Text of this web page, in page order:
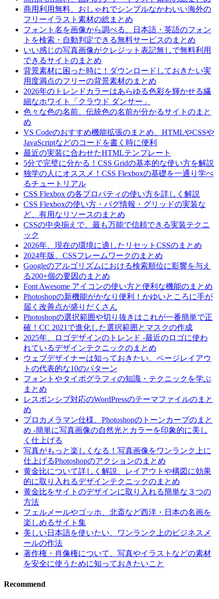
商用利用無料、おしゃれでシンプルなかわいい海外の
フリーイラスト素材の総まとめ
フォント名を画像から調べる、日本語・英語のフォン
トを検索・自動判定できる無料サービスのまとめ
いい感じの写真画像がクレジット表記無しで無料利用
できるサイトのまとめ
背景素材に困った時に！ダウンロードしておきたい実
用度満点のフリーの背景素材のまとめ
2026年のトレンドカラーはあらゆる色彩を輝かせる繊
細なホワイト「クラウド ダンサー」
色々な色の名前、伝統色の名前が分かるサイトのまと
め
VS Codeのおすすめ機能拡張のまとめ、HTMLやCSSや
JavaScriptなどのコードを書く時に便利
最近の実装に合わせたHTMLテンプレート
5分で完璧に分かる！CSS Gridの基本的な使い方を解説
独学の人にオススメ！CSS Flexboxの基礎を一通り学べ
るチュートリアル
CSS Flexbox の各プロパティの使い方を詳しく解説
CSS Flexboxの使い方・バグ情報・グリッドの実装な
ど、有用なリソースのまとめ
CSSの中央揃えで、最も万能で信頼できる実装テクニ
ック
2026年、現在の環境に適したリセットCSSのまとめ
2024年版、CSSフレームワークのまとめ
Googleのアルゴリズムにおける検索順位に影響を与え
る200+個の要因のまとめ
Font Awesome アイコンの使い方と便利な機能のまとめ
Photoshopの新機能がかなり便利！かゆいところに手が
届く改善点が盛りだくさん
Photoshopの選択範囲や切り抜きはこれが一番簡単で正
確！CC 2021で進化した選択範囲とマスクの作成
2025年、ロゴデザインのトレンド -最近のロゴに使わ
れているデザインテクニックのまとめ
ウェブデザイナーは知っておきたい、ページレイアウ
トの代表的な10のパターン
フォントやタイポグラフィの知識・テクニックを学ぶ
まとめ
レスポンシブ対応のWordPressのテーマファイルのまと
め
プロカメラマン仕様、Photoshopのトーンカーブのまと
め -簡単に写真画像の自然光とカラーを印象的に美し
く仕上げる
写真がもっと楽しくなる！写真画像をワンランク上に
仕上げるPhotoshopのアクションのまとめ
黄金比について詳しく解説、レイアウトや構図に効果
的に取り入れるデザインテクニックのまとめ
黄金比をサイトのデザインに取り入れる簡単な３つの
方法
フェルメールやゴッホ、北斎など西洋・日本の名画を
楽しめるサイト集
美しい日本語を使いたい、ワンランク上のビジネスメ
ールの作法
著作権・肖像権について、写真やイラストなどの素材
を安全に使うために知っておきたいこと
Recommend